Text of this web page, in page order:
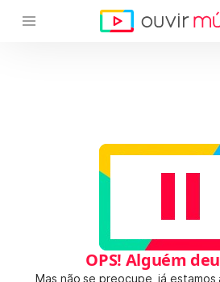
OPS! Alguém
Mas não se preocupe, já estamos